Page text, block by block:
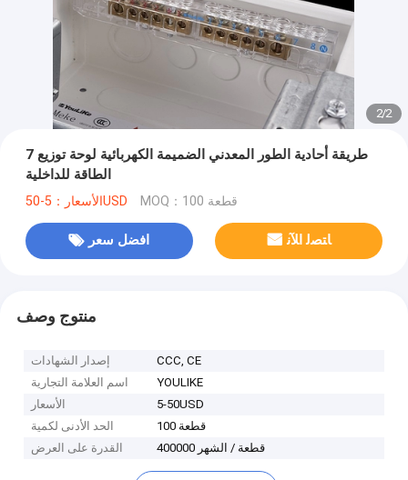
2/2
7 طريقة أحادية الطور المعدني الضميمة الكهربائية لوحة توزيع
الطاقة للداخلية
الأسعار：5-50USD MOQ：100 قطعة
افضل سعر ﺎﺘﺼﻟ ﺍﻶﻧ
منتوج وصف
إصدار الشهادات
CCC, CE
اسم العلامة التجارية
YOULIKE
الأسعار
5-50USD
الحد الأدنى لكمية
100 قطعة
القدرة على العرض
400000 قطعة / الشهر